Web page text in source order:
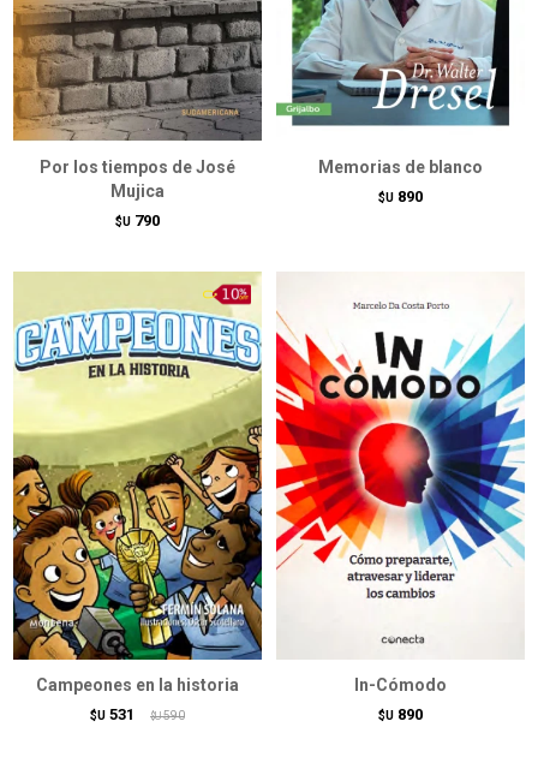
Por los tiempos de José
Mujica
$U 790
Memorias de blanco
$U 890
Campeones en la historia
$U 531 $U 590
In-Cómodo
$U 890